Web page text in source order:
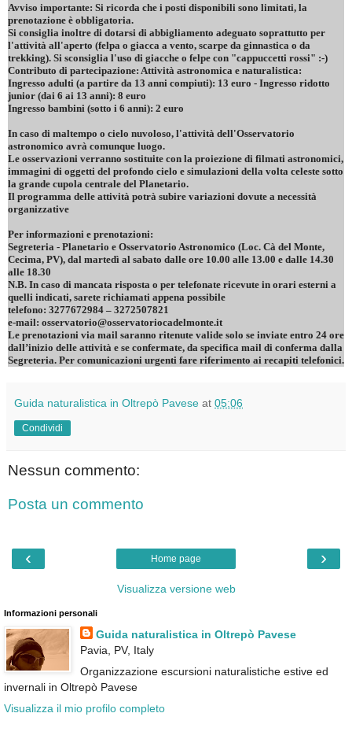
Avviso importante: Si ricorda che i posti disponibili sono limitati, la
prenotazione è obbligatoria.
Si consiglia inoltre di dotarsi di abbigliamento adeguato soprattutto per
l'attività all'aperto (felpa o giacca a vento, scarpe da ginnastica o da
trekking). Si sconsiglia l'uso di giacche o felpe con "cappuccetti rossi" :-)
Contributo di partecipazione: Attività astronomica e naturalistica:
Ingresso adulti (a partire da 13 anni compiuti): 13 euro - Ingresso ridotto
junior (dai 6 ai 13 anni): 8 euro
Ingresso bambini (sotto i 6 anni): 2 euro
In caso di maltempo o cielo nuvoloso, l'attività dell'Osservatorio
astronomico avrà comunque luogo.
Le osservazioni verranno sostituite con la proiezione di filmati astronomici,
immagini di oggetti del profondo cielo e simulazioni della volta celeste sotto
la grande cupola centrale del Planetario.
Il programma delle attività potrà subire variazioni dovute a necessità
organizzative
Per informazioni e prenotazioni:
Segreteria - Planetario e Osservatorio Astronomico (Loc. Cà del Monte,
Cecima, PV), dal martedì al sabato dalle ore 10.00 alle 13.00 e dalle 14.30
alle 18.30
N.B. In caso di mancata risposta o per telefonate ricevute in orari esterni a
quelli indicati, sarete richiamati appena possibile
telefono: 3277672984 – 3272507821
e-mail: osservatorio@osservatoriocadelmonte.it
Le prenotazioni via mail saranno ritenute valide solo se inviate entro 24 ore
dall’inizio delle attività e se confermate, da specifica mail di conferma dalla
Segreteria. Per comunicazioni urgenti fare riferimento ai recapiti telefonici.
Guida naturalistica in Oltrepò Pavese at 05:06
Condividi
Nessun commento:
Posta un commento
‹ ›
Home page
Visualizza versione web
Informazioni personali
Guida naturalistica in Oltrepò Pavese
Pavia, PV, Italy
Organizzazione escursioni naturalistiche estive ed
invernali in Oltrepò Pavese
Visualizza il mio profilo completo